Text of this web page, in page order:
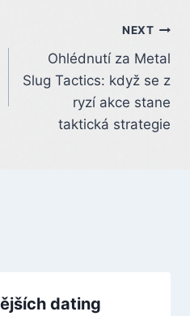
NEXT
Ohlédnutí za Metal
Slug Tactics: když se z
ryzí akce stane
taktická strategie
dating